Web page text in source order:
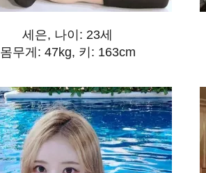
세은, 나이: 23세
몸무게: 47kg, 키: 163cm